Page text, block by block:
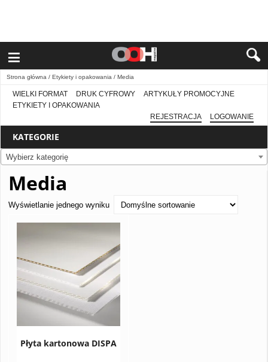
≡
Strona główna / Etykiety i opakowania / Media
WIELKI FORMAT DRUK CYFROWY
ARTYKUŁY PROMOCYJNE
ETYKIETY I OPAKOWANIA
REJESTRACJA
LOGOWANIE
KATEGORIE
Wybierz kategorię
Media
Wyświetlanie jednego wyniku
Płyta kartonowa DISPA